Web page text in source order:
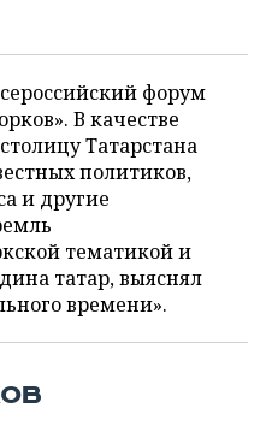
форум
В качестве
Татарстана
политиков,
и другие
тематикой и
татар, выяснял
времени».